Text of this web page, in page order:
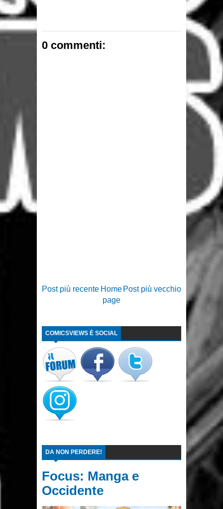
0 commenti:
Post più recente Post più vecchio
Home
page
COMICSVIEWS È SOCIAL
DA NON PERDERE!
Focus: Manga e
Occidente